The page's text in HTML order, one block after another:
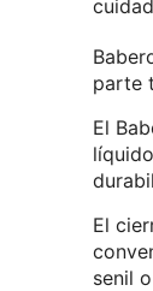
parte
El
El
senil